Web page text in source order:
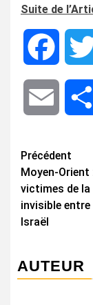
Suite de
Email
Précédent
Moyen-Orient
victimes de la
invisible entre
Israël
AUTEUR